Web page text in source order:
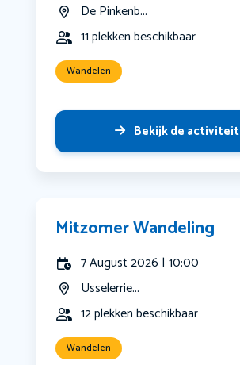
De Pinkenb...
11 plekken beschikbaar
Wandelen
Bekijk de activiteit
Mitzomer Wandeling
7 August 2026 | 10:00
Usselerrie...
12 plekken beschikbaar
Wandelen